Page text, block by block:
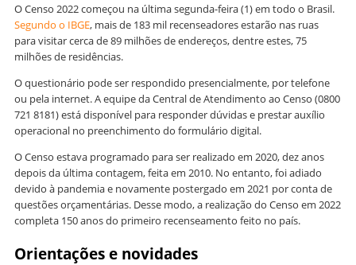
O Censo 2022 começou na última segunda-feira (1) em todo o Brasil.
Segundo o IBGE, mais de 183 mil recenseadores estarão nas ruas
para visitar cerca de 89 milhões de endereços, dentre estes, 75
milhões de residências.
O questionário pode ser respondido presencialmente, por telefone
ou pela internet. A equipe da Central de Atendimento ao Censo (0800
721 8181) está disponível para responder dúvidas e prestar auxílio
operacional no preenchimento do formulário digital.
O Censo estava programado para ser realizado em 2020, dez anos
depois da última contagem, feita em 2010. No entanto, foi adiado
devido à pandemia e novamente postergado em 2021 por conta de
questões orçamentárias. Desse modo, a realização do Censo em 2022
completa 150 anos do primeiro recenseamento feito no país.
Orientações e novidades